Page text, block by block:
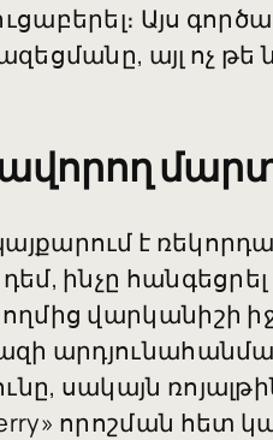
Այս
այլ ոչ
է
ինչը
վարկանիշի
սակայն
որոշման հետ